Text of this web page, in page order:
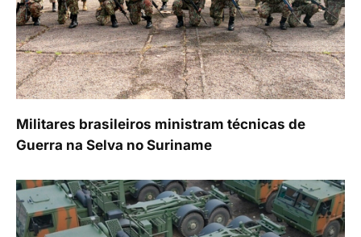
Militares brasileiros ministram técnicas de
Guerra na Selva no Suriname